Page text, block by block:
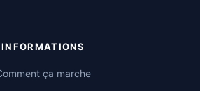
INFORMATIONS
ça marche